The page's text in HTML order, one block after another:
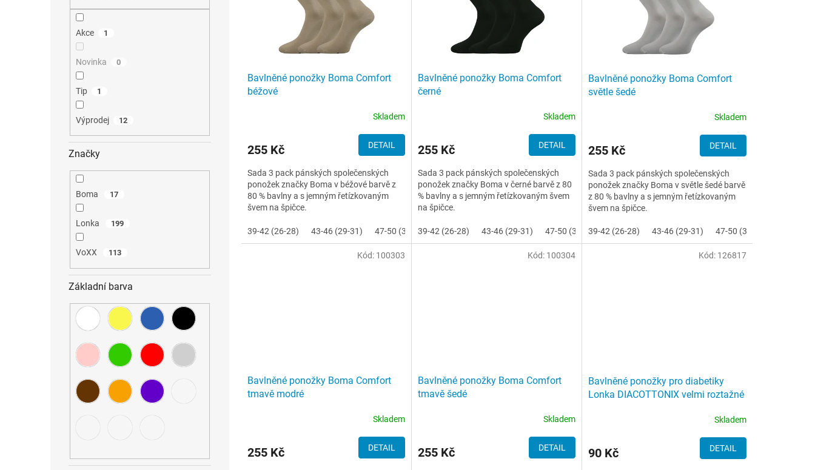
Akce 1
Novinka 0
Tip 1
Výprodej 12
Značky
Boma 17
Lonka 199
VoXX 113
Základní barva
Bavlněné ponožky Boma Comfort
béžové
Skladem
255 Kč DETAIL
Sada 3 pack pánských společenských
ponožek značky Boma v béžové barvě z
80 % bavlny a s jemným řetízkovaným
švem na špičce.
39-42 (26-28) 43-46 (29-31) 47-50 (32-34)
Bavlněné ponožky Boma Comfort
černé
Skladem
255 Kč DETAIL
Sada 3 pack pánských společenských
ponožek značky Boma v černé barvě z 80
% bavlny a s jemným řetízkovaným švem
na špičce.
39-42 (26-28) 43-46 (29-31) 47-50 (32-34)
Bavlněné ponožky Boma Comfort
světle šedé
Skladem
255 Kč DETAIL
Sada 3 pack pánských společenských
ponožek značky Boma v světle šedé barvě
z 80 % bavlny a s jemným řetízkovaným
švem na špičce.
39-42 (26-28) 43-46 (29-31) 47-50 (32-34)
Bavlněné ponožky Boma Comfort
tmavě modré
Skladem
255 Kč DETAIL
Kód: 100303
Bavlněné ponožky Boma Comfort
tmavě šedé
Skladem
255 Kč DETAIL
Kód: 100304
Bavlněné ponožky pro diabetiky
Lonka DIACOTTONIX velmi roztažné
Skladem
90 Kč DETAIL
Kód: 126817